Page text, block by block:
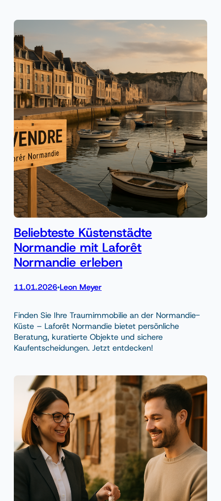
Beliebteste Küstenstädte
Normandie mit Laforêt
Normandie erleben
11.01.2026•Leon Meyer
Finden Sie Ihre Traumimmobilie an der Normandie-
Küste – Laforêt Normandie bietet persönliche
Beratung, kuratierte Objekte und sichere
Kaufentscheidungen. Jetzt entdecken!